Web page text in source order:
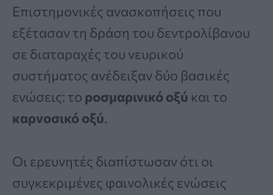
Επιστημονικές ανασκοπήσεις που
εξέτασαν τη δράση του δεντρολίβανου
σε διαταραχές του νευρικού
συστήματος ανέδειξαν δύο βασικές
ενώσεις: το ροσμαρινικό οξύ και το
καρνοσικό οξύ.
Οι ερευνητές διαπίστωσαν ότι οι
συγκεκριμένες φαινολικές ενώσεις